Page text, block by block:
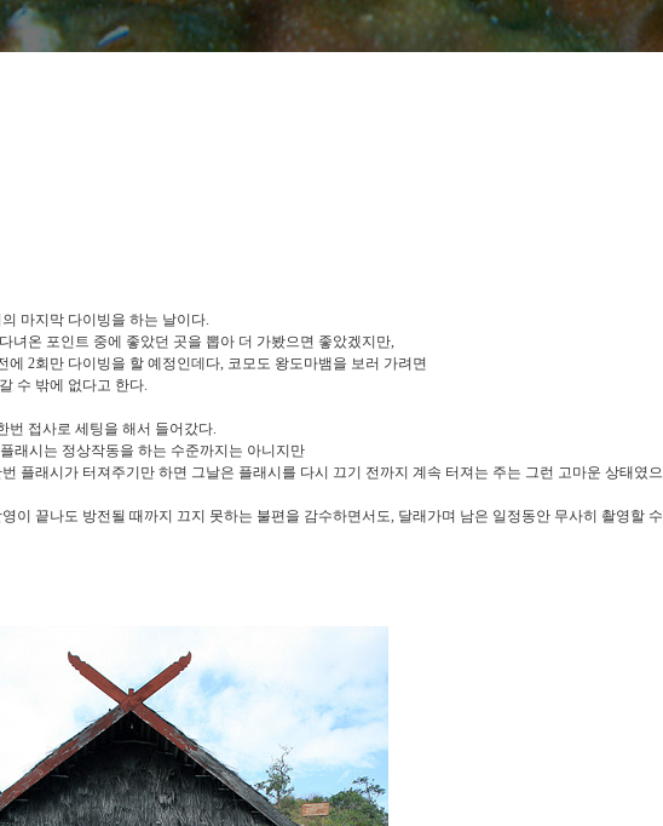
마지막 다이빙을 하는 날이다.
녀온 포인트 중에 좋았던 곳을 뽑아 더 가봤으면 좋았겠지만,
에 2회만 다이빙을 할 예정인데다, 코모도 왕도마뱀을 보러 가려면
수 밖에 없다고 한다.
번 접사로 세팅을 해서 들어갔다.
래시는 정상작동을 하는 수준까지는 아니지만
플래시가 터져주기만 하면 그날은 플래시를 다시 끄기 전까지 계속 터져는 주는 그런 고마운 상태였으
이 끝나도 방전될 때까지 끄지 못하는 불편을 감수하면서도, 달래가며 남은 일정동안 무사히 촬영할 수